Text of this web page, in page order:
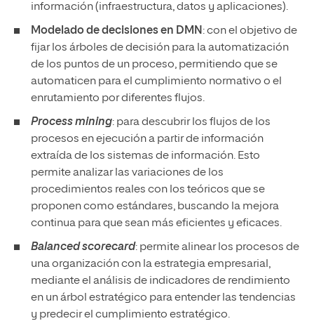
información (infraestructura, datos y aplicaciones).
Modelado de decisiones en DMN : con el objetivo de
fijar los árboles de decisión para la automatización
de los puntos de un proceso, permitiendo que se
automaticen para el cumplimiento normativo o el
enrutamiento por diferentes flujos.
Process mining: para descubrir los flujos de los
procesos en ejecución a partir de información
extraída de los sistemas de información. Esto
permite analizar las variaciones de los
procedimientos reales con los teóricos que se
proponen como estándares, buscando la mejora
continua para que sean más eficientes y eficaces.
Balanced scorecard: permite alinear los procesos de
una organización con la estrategia empresarial,
mediante el análisis de indicadores de rendimiento
en un árbol estratégico para entender las tendencias
y predecir el cumplimiento estratégico.